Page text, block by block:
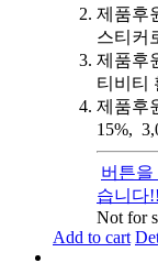
제품후
스티커
제품후
티비티
제품후
15%,
버튼
습니다!!
Not for
Add to cart